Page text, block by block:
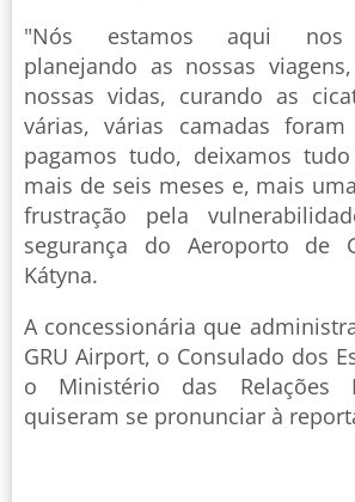
"Nós estamos aqui nos
planejando as nossas
nossas vidas, curando as
várias, várias camadas
pagamos tudo, deixamos
mais de seis meses e, mais
frustração pela
segurança do Aeroporto de
Kátyna.
A concessionária que
GRU Airport, o Consulado dos
o Ministério das Relações
quiseram se pronunciar à